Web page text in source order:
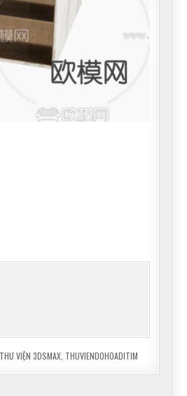
THƯ VIỆN 3DSMAX, THUVIENDOHOADITIM